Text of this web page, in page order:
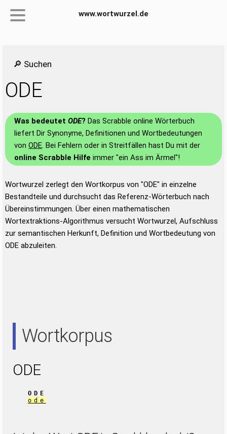
www.wortwurzel.de
🔎 Suchen
ODE
Was bedeutet ODE? Das Scrabble online Wörterbuch
liefert Dir Synonyme, Definitionen und Wortbedeutungen
von ODE. Bei Fehlern oder in Streitfällen hast Du mit der
online Scrabble Hilfe immer "ein Ass im Ärmel"!
Wortwurzel zerlegt den Wortkorpus von "ODE" in einzelne
Bestandteile und durchsucht das Referenz-Wörterbuch nach
Übereinstimmungen. Über einen mathematischen
Wortextraktions-Algorithmus versucht Wortwurzel, Aufschluss
zur semantischen Herkunft, Definition und Wortbedeutung von
ODE abzuleiten.
Wortkorpus
ODE
ODE
ode